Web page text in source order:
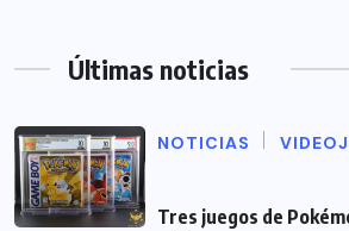
Últimas noticias
NOTICIAS
Tres juegos de